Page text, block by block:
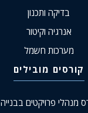
בדיקה ותכנון
אנרגיה וקיטור
מערכות חשמל
קורסים מובילים
מנהלי פרויקטים בבנייה